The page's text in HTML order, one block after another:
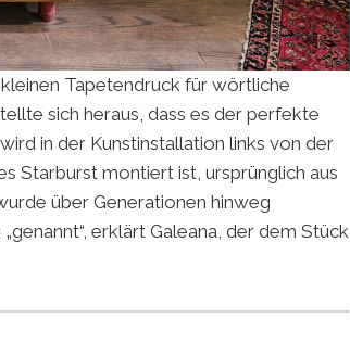
Tapetendruck für wörtliche
sich heraus, dass es der perfekte
in der Kunstinstallation links von der
Starburst montiert ist, ursprünglich aus
über Generationen hinweg
erklärt Galeana, der dem Stück